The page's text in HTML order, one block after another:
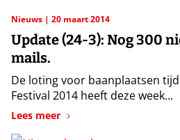
Nieuws 20 maart 2014
Update (24-3): Nog 300
mails.
De loting voor baanplaatsen
Festival 2014 heeft deze week...
Lees meer